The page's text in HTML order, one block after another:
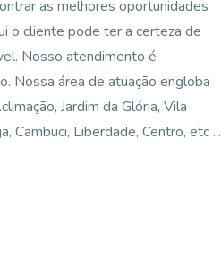
as melhores oportunidades
o cliente pode ter a certeza de
Nosso atendimento é
Nossa área de atuação engloba
Jardim da Glória, Vila
Cambuci, Liberdade, Centro, etc ...